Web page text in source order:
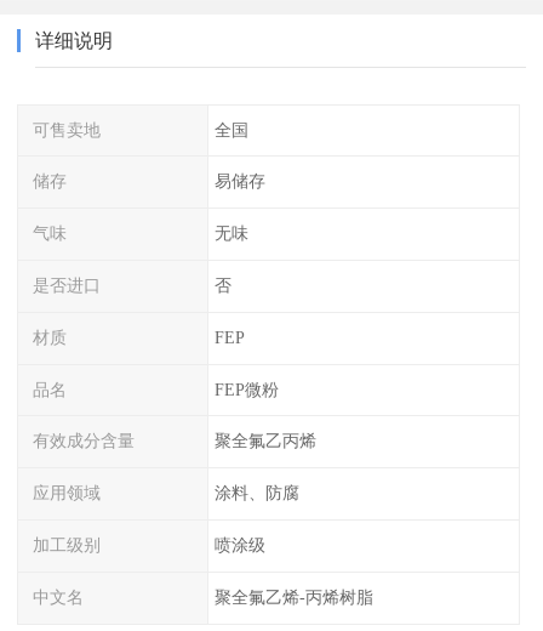
详细说明
可售卖地 全国
储存 易储存
气味 无味
是否进口 否
材质 FEP
品名 FEP微粉
有效成分含量 聚全氟乙丙烯
应用领域 涂料、防腐
加工级别 喷涂级
中文名 聚全氟乙烯-丙烯树脂